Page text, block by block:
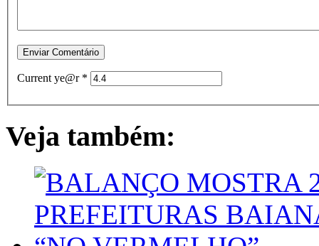
Current ye@r *
Veja também: